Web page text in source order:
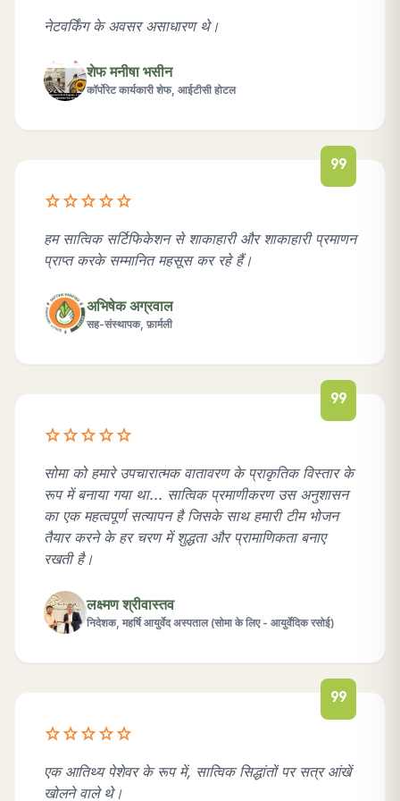
नेटवर्किंग के अवसर असाधारण थे।
शेफ मनीषा भसीन
कॉर्पोरेट कार्यकारी शेफ, आईटीसी होटल
format_quote
starstarstarstarstar
हम सात्विक सर्टिफिकेशन से शाकाहारी और शाकाहारी प्रमाणन
प्राप्त करके सम्मानित महसूस कर रहे हैं।
अभिषेक अग्रवाल
सह-संस्थापक, फ़ार्मली
format_quote
starstarstarstarstar
सोमा को हमारे उपचारात्मक वातावरण के प्राकृतिक विस्तार के
रूप में बनाया गया था... सात्विक प्रमाणीकरण उस अनुशासन
का एक महत्वपूर्ण सत्यापन है जिसके साथ हमारी टीम भोजन
तैयार करने के हर चरण में शुद्धता और प्रामाणिकता बनाए
रखती है।
लक्ष्मण श्रीवास्तव
निदेशक, महर्षि आयुर्वेद अस्पताल (सोमा के लिए - आयुर्वेदिक रसोई)
format_quote
starstarstarstarstar
एक आतिथ्य पेशेवर के रूप में, सात्विक सिद्धांतों पर सत्र आंखें
खोलने वाले थे।